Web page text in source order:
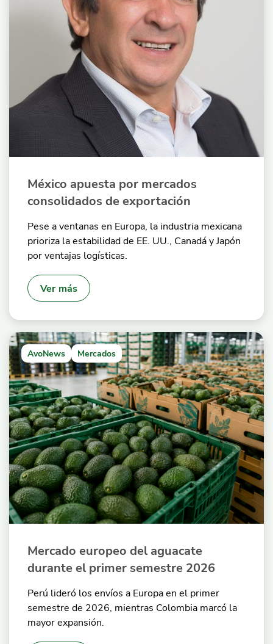
México apuesta por mercados
consolidados de exportación
Pese a ventanas en Europa, la industria mexicana
prioriza la estabilidad de EE. UU., Canadá y Japón
por ventajas logísticas.
Ver más
AvoNews Mercados
Mercado europeo del aguacate
durante el primer semestre 2026
Perú lideró los envíos a Europa en el primer
semestre de 2026, mientras Colombia marcó la
mayor expansión.